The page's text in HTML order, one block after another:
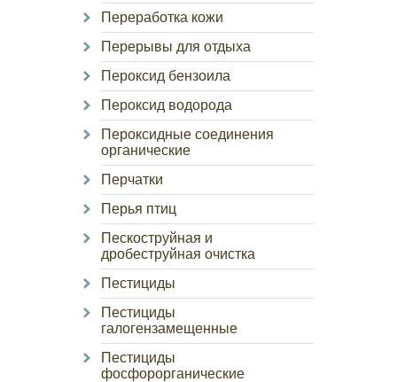
Переработка кожи
Перерывы для отдыха
Пероксид бензоила
Пероксид водорода
Пероксидные соединения
органические
Перчатки
Перья птиц
Пескоструйная и
дробеструйная очистка
Пестициды
Пестициды
галогензамещенные
Пестициды
фосфорорганические